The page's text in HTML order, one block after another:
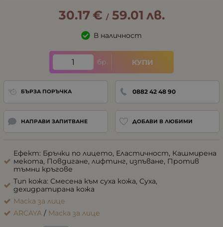
30.17 € / 59.01 лв.
В наличност
бр. КУПИ
БЪРЗА ПОРЪЧКА 0882 42 48 90
НАПРАВИ ЗАПИТВАНЕ ДОБАВИ В ЛЮБИМИ
Ефект: Бръчки по лицето, Еластичност, Кашмирена
мекота, Повдигане, лифтинг, изпъване, Против
тъмни кръгове
Тип кожа: Смесена към суха кожа, Суха,
дехидратирана кожа
Маска за лице
ARCAYA / Маска за лице